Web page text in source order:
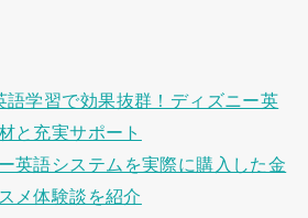
語学習で効果抜群！ディズニー英
と充実サポート
英語システムを実際に購入した金
メ体験談を紹介